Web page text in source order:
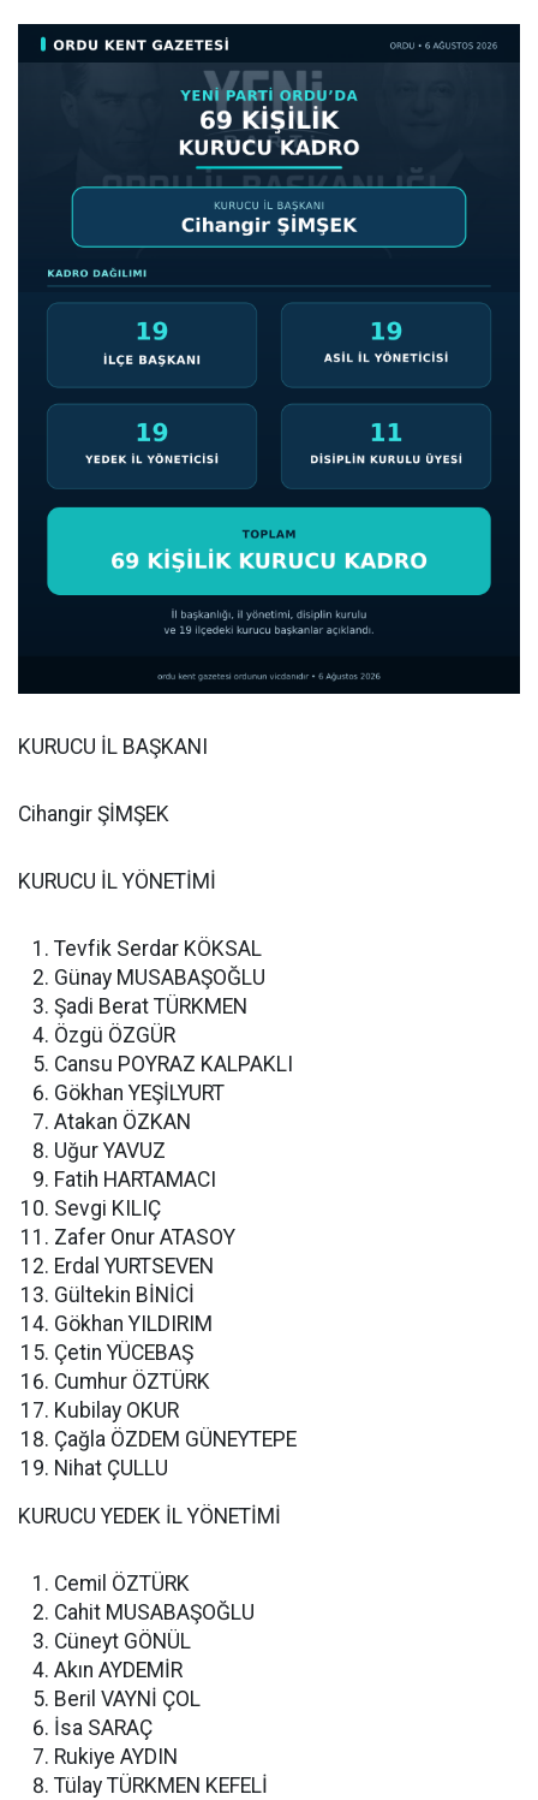
KURUCU İL BAŞKANI
Cihangir ŞİMŞEK
KURUCU İL YÖNETİMİ
Tevfik Serdar KÖKSAL
Günay MUSABAŞOĞLU
Şadi Berat TÜRKMEN
Özgü ÖZGÜR
Cansu POYRAZ KALPAKLI
Gökhan YEŞİLYURT
Atakan ÖZKAN
Uğur YAVUZ
Fatih HARTAMACI
Sevgi KILIÇ
Zafer Onur ATASOY
Erdal YURTSEVEN
Gültekin BİNİCİ
Gökhan YILDIRIM
Çetin YÜCEBAŞ
Cumhur ÖZTÜRK
Kubilay OKUR
Çağla ÖZDEM GÜNEYTEPE
Nihat ÇULLU
KURUCU YEDEK İL YÖNETİMİ
Cemil ÖZTÜRK
Cahit MUSABAŞOĞLU
Cüneyt GÖNÜL
Akın AYDEMİR
Beril VAYNİ ÇOL
İsa SARAÇ
Rukiye AYDIN
Tülay TÜRKMEN KEFELİ